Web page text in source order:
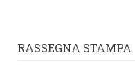
RASSEGNA STAMPA